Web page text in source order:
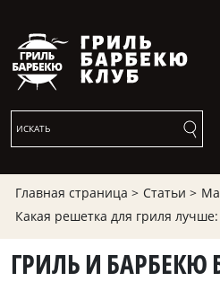
Главная страница > Статьи >
Какая решетка для гриля
ГРИЛЬ И БАРБЕКЮ